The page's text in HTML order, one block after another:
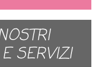
SERVIZI